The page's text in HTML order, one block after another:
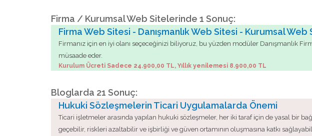
Firma / Kurumsal Web Sitelerinde 1 Sonuç:
Firma Web Sitesi - Danışmanlık Web Sitesi - Kurumsal Web
Firmanız için en iyi olanı seçeceğinizi biliyoruz, bu yüzden modüler Danışmanlık
müsaade eder.
Kurulum Ücreti Sadece 24.900,00 TL, Yıllık yenilemesi 8.900,00 TL
Bloglarda 21 Sonuç:
Hukuki Sözleşmelerin Ticari Uygulamalarda Önemi
Ticari işletmeler arasında yapılan hukuki sözleşmeler, her iki taraf için de yasal bir
geçebilir, riskleri azaltabilir ve işbirliği ve güven ortamının oluşmasına katkı